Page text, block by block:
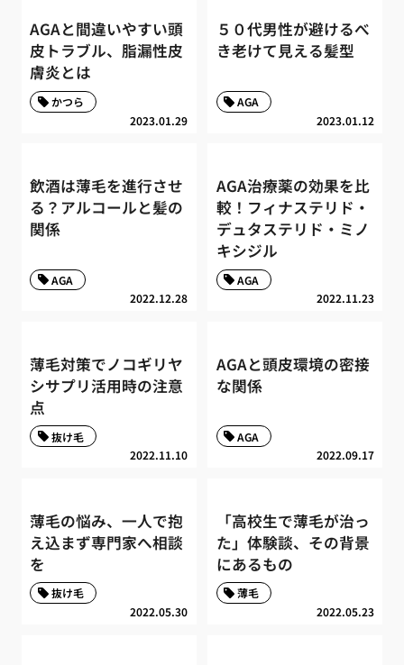
AGAと間違いやすい頭
皮トラブル、脂漏性皮
膚炎とは
2023.01.29
かつら
５０代男性が避けるべ
き老けて見える髪型
2023.01.12
AGA
飲酒は薄毛を進行させ
る？アルコールと髪の
関係
2022.12.28
AGA
AGA治療薬の効果を比
較！フィナステリド・
デュタステリド・ミノ
キシジル
2022.11.23
AGA
薄毛対策でノコギリヤ
シサプリ活用時の注意
点
2022.11.10
抜け毛
AGAと頭皮環境の密接
な関係
2022.09.17
AGA
薄毛の悩み、一人で抱
え込まず専門家へ相談
を
2022.05.30
抜け毛
「高校生で薄毛が治っ
た」体験談、その背景
にあるもの
2022.05.23
薄毛